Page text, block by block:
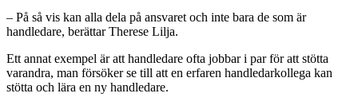
– På så vis kan alla dela på ansvaret och inte bara de som är
handledare, berättar Therese Lilja.
Ett annat exempel är att handledare ofta jobbar i par för att stötta
varandra, man försöker se till att en erfaren handledarkollega kan
stötta och lära en ny handledare.